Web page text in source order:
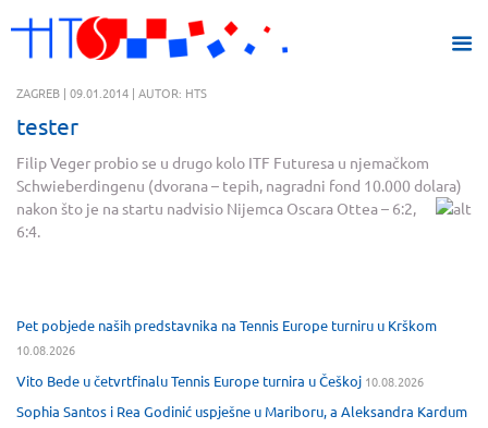
ZAGREB | 09.01.2014 | AUTOR: HTS
tester
Filip Veger probio se u drugo kolo ITF Futuresa u njemačkom
Schwieberdingenu (dvorana – tepih, nagradni fond 10.000 dolara)
nakon što je na startu nadvisio Nijemca Oscara Ottea – 6:2,
6:4.
Pet pobjede naših predstavnika na Tennis Europe turniru u Krškom
10.08.2026
Vito Bede u četvrtfinalu Tennis Europe turnira u Češkoj 10.08.2026
Sophia Santos i Rea Godinić uspješne u Mariboru, a Aleksandra Kardum